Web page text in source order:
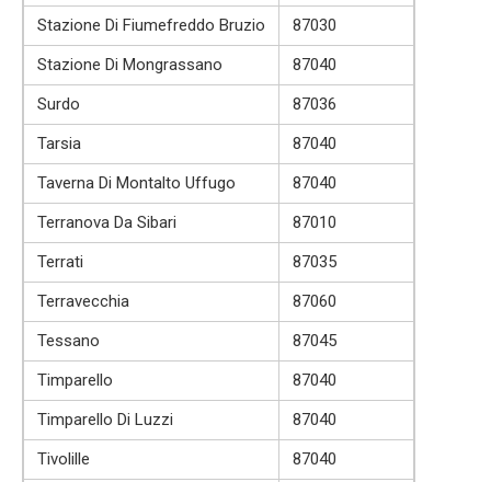
Stazione Di Fiumefreddo Bruzio
87030
Stazione Di Mongrassano
87040
Surdo
87036
Tarsia
87040
Taverna Di Montalto Uffugo
87040
Terranova Da Sibari
87010
Terrati
87035
Terravecchia
87060
Tessano
87045
Timparello
87040
Timparello Di Luzzi
87040
Tivolille
87040